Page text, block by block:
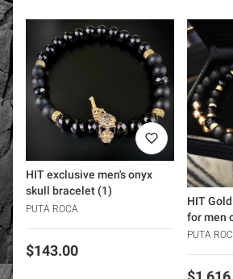
HIT exclusive men's onyx
skull bracelet (1)
PUTA ROCA
Price
$143.00
HIT
for men
PUTA